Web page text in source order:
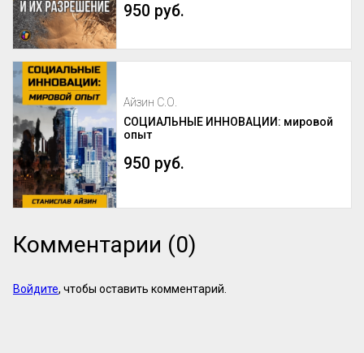
950 руб.
Айзин С.О.
СОЦИАЛЬНЫЕ ИННОВАЦИИ: мировой
опыт
950 руб.
Комментарии (0)
Войдите, чтобы оставить комментарий.